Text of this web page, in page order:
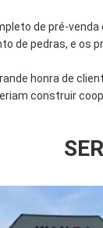
de pré-
de pedras, e os
honra de
construir